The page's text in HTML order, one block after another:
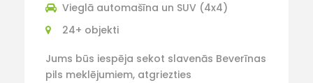
Vieglā automašīna un SUV (4x4)
24+ objekti
Jums būs iespēja sekot slavenās Beverīnas
pils meklējumiem, atgriezties